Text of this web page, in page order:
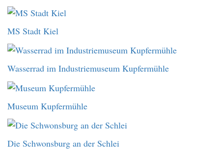
MS Stadt Kiel
Wasserrad im Industriemuseum Kupfermühle
Museum Kupfermühle
Die Schwonsburg an der Schlei